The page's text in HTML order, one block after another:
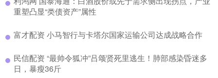
重塑凸显“类债资产”属性
富才配资 小马智行与卡塔尔国家运输公司达成战略合作
民信配资 “最帅令狐冲”吕颂贤死里逃生！肺部感染昏迷多
日，暴瘦36斤